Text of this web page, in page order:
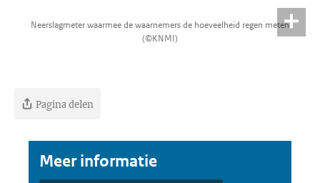
Neerslagmeter waarmee de waarnemers de hoeveelheid regen meten
(©KNMI)
Pagina delen
Meer informatie